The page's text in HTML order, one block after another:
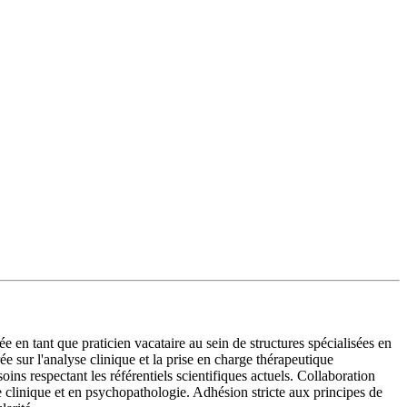
tant que praticien vacataire au sein de structures spécialisées en
sur l'analyse clinique et la prise en charge thérapeutique
respectant les référentiels scientifiques actuels. Collaboration
et en psychopathologie. Adhésion stricte aux principes de